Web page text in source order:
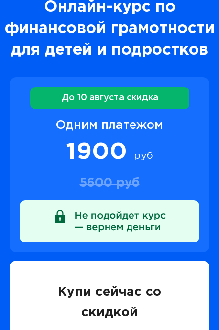
Онлайн-курс по
финансовой грамотности
для детей и подростков
До 10 августа скидка
Одним платежом
1900 руб
5600 руб
Купи сейчас со
скидкой